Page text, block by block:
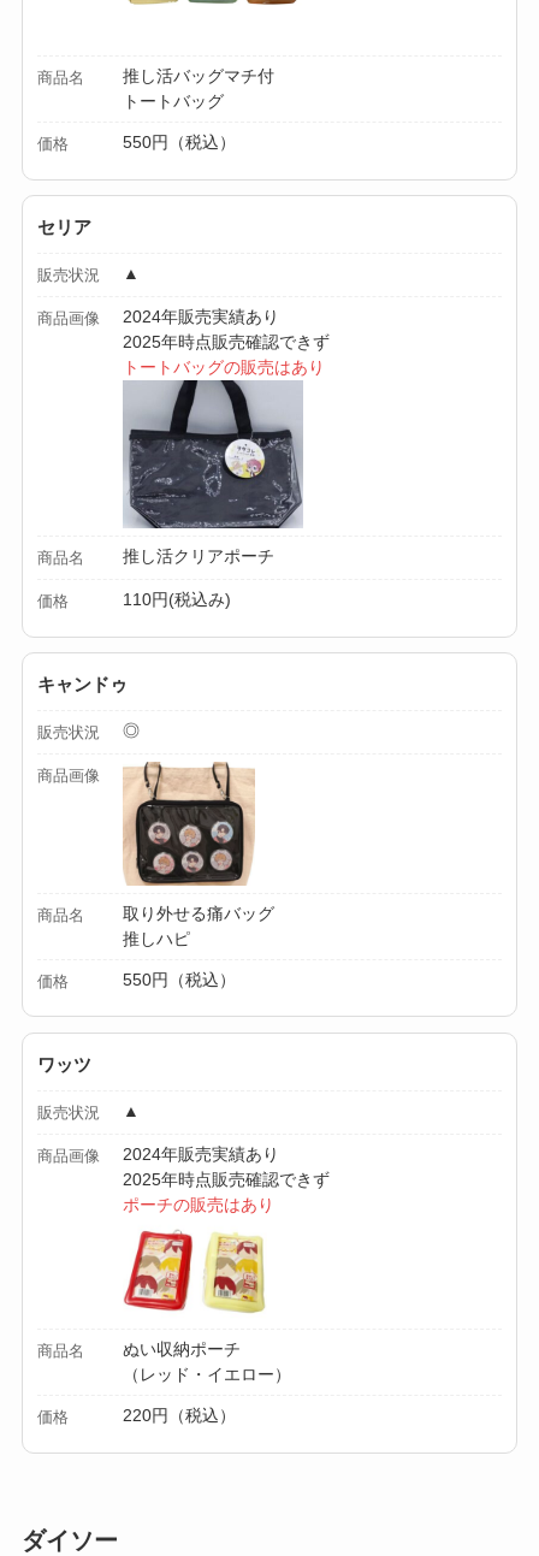
商品名
推し活バッグマチ付
トートバッグ
価格 550円（税込）
セリア
販売状況 ▲
商品画像
2024年販売実績あり
2025年時点販売確認できず
トートバッグの販売はあり
商品名 推し活クリアポーチ
価格 110円(税込み)
キャンドゥ
販売状況 ◎
商品画像
商品名
取り外せる痛バッグ
推しハピ
価格 550円（税込）
ワッツ
販売状況 ▲
商品画像
2024年販売実績あり
2025年時点販売確認できず
ポーチの販売はあり
商品名
ぬい収納ポーチ
（レッド・イエロー）
価格 220円（税込）
ダイソー